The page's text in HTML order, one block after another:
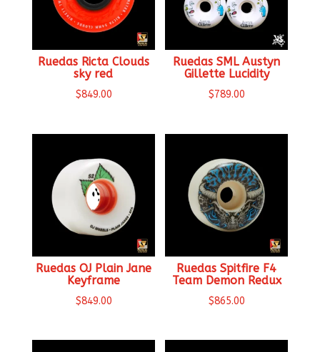
Ruedas Ricta Clouds
sky red
$849.00
Ruedas SML Austyn
Gillette Lucidity
$789.00
Ruedas OJ Plain Jane
Keyframe
$849.00
Ruedas Spitfire F4
Team Demon Redux
$865.00